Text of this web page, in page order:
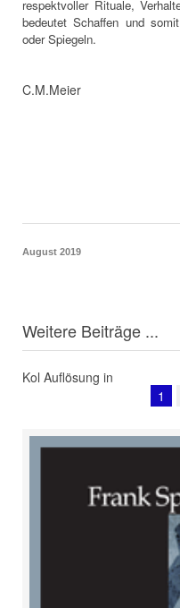
respektvoller Rituale,
bedeutet Schaffen und
oder Spiegeln.
C.M.Meier
August 2019
Weitere Beiträge ...
Kol Auflösung in
1